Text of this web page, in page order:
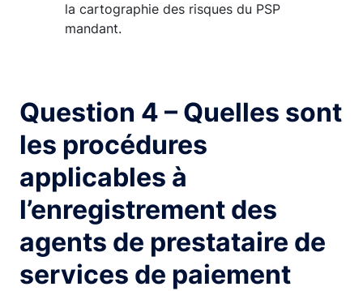
la cartographie des risques du PSP
mandant.
Question 4 – Quelles sont
les procédures
applicables à
l’enregistrement des
agents de prestataire de
services de paiement